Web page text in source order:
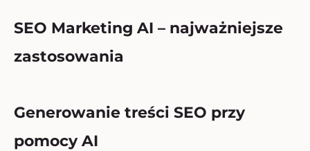
SEO Marketing AI – najważniejsze
zastosowania
Generowanie treści SEO przy
pomocy AI